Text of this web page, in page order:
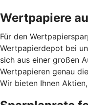
Wertpapiere
Für den
Wertpapierdepot bei
sich aus einer großen
Wertpapieren genau
Wir bieten Ihnen